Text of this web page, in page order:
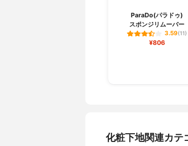
ParaDo(パラドゥ)
スポンジリムーバー
3.59(11)
¥806
化粧下地関連カテ